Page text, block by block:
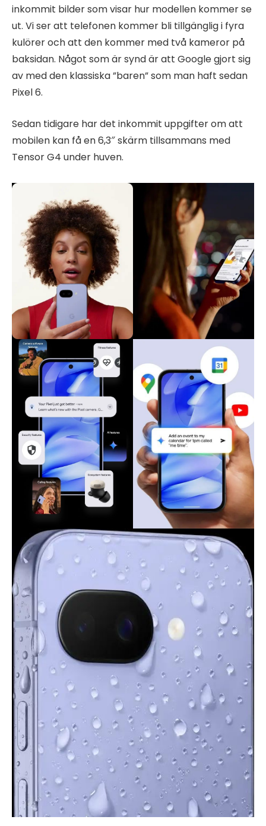
inkommit bilder som visar hur modellen kommer se
ut. Vi ser att telefonen kommer bli tillgänglig i fyra
kulörer och att den kommer med två kameror på
baksidan. Något som är synd är att Google gjort sig
av med den klassiska ”baren” som man haft sedan
Pixel 6.
Sedan tidigare har det inkommit uppgifter om att
mobilen kan få en 6,3″ skärm tillsammans med
Tensor G4 under huven.